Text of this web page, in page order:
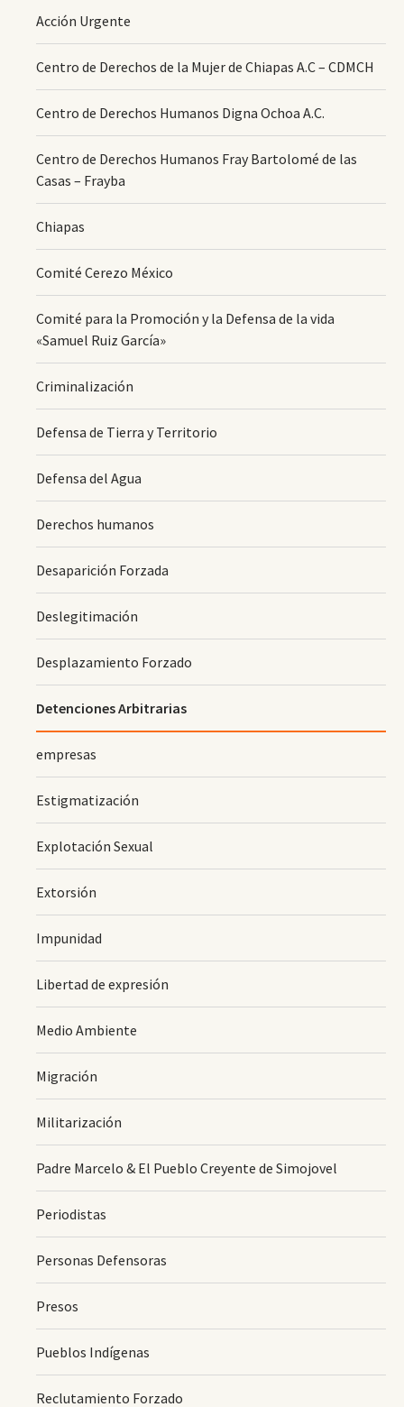
Acción Urgente
Centro de Derechos de la Mujer de Chiapas A.C – CDMCH
Centro de Derechos Humanos Digna Ochoa A.C.
Centro de Derechos Humanos Fray Bartolomé de las
Casas – Frayba
Chiapas
Comité Cerezo México
Comité para la Promoción y la Defensa de la vida
«Samuel Ruiz García»
Criminalización
Defensa de Tierra y Territorio
Defensa del Agua
Derechos humanos
Desaparición Forzada
Deslegitimación
Desplazamiento Forzado
Detenciones Arbitrarias
empresas
Estigmatización
Explotación Sexual
Extorsión
Impunidad
Libertad de expresión
Medio Ambiente
Migración
Militarización
Padre Marcelo & El Pueblo Creyente de Simojovel
Periodistas
Personas Defensoras
Presos
Pueblos Indígenas
Reclutamiento Forzado